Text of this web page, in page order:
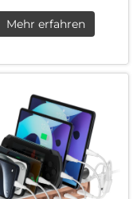
Mehr erfahren